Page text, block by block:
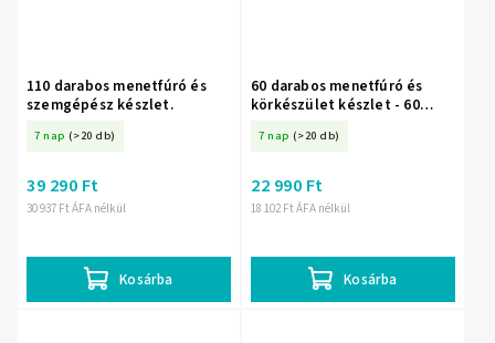
110 darabos menetfúró és
szemgépész készlet.
7 nap (>20 db)
30 937 Ft ÁFA nélkül
39 290 Ft
Kosárba
60 darabos menetfúró és
körkészület készlet - 60
körkészület szett
7 nap (>20 db)
18 102 Ft ÁFA nélkül
22 990 Ft
Kosárba